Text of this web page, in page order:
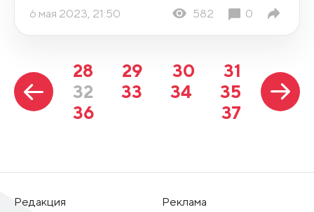
6 мая 2023, 21:50 582 0
28 29 30
31
32
33 34
35
36
37
Редакция
Реклама